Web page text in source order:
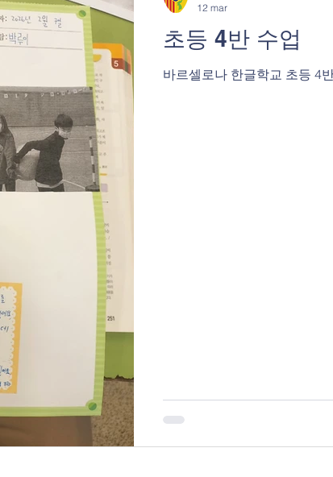
초등 4반 수업
바르셀로나 한글학교 초등 4
12 mar